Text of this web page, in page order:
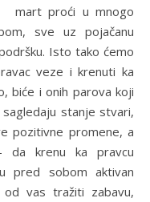
mart proći u mnogo
sve uz pojačanu
Isto tako ćemo
veze i krenuti ka
biće i onih parova koji
stanje stvari,
pozitivne promene, a
da krenu ka pravcu
pred sobom aktivan
vas tražiti zabavu,